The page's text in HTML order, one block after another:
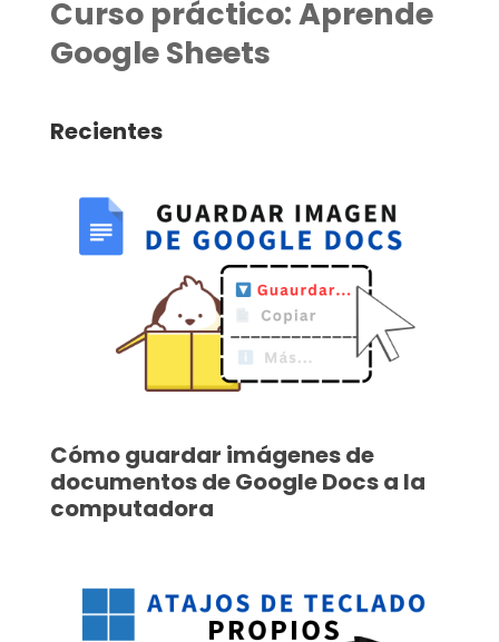
Curso práctico: Aprende
Google Sheets
Recientes
Cómo guardar imágenes de
documentos de Google Docs a la
computadora